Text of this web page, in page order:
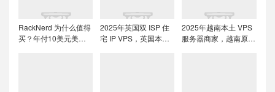
RackNerd 为什么值得
买？年付10美元美国
2025年英国双 ISP 住
宅 IP VPS，英国本土
2025年越南本土 VPS
服务器商家，越南原生